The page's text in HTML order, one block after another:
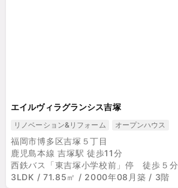
エイルヴィラグランシス吉塚
リノベーション&リフォーム オープンハウス
福岡市博多区吉塚５丁目
鹿児島本線 吉塚駅 徒歩11分
西鉄バス「東吉塚小学校前」停 徒歩５分
3LDK / 71.85㎡ / 2000年08月築 / 3階